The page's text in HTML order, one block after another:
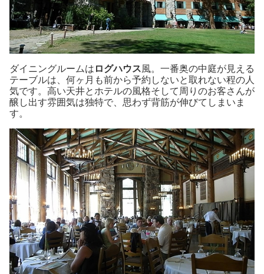
ダイニングルームは ログハウス風。一番奥の中庭が見える
テーブルは、何ヶ月も前から予約しないと取れない程の人
気です。高い天井とホテルの風格そして周りのお客さんが
醸し出す雰囲気は独特で、思わず背筋が伸びてしまいま
す。